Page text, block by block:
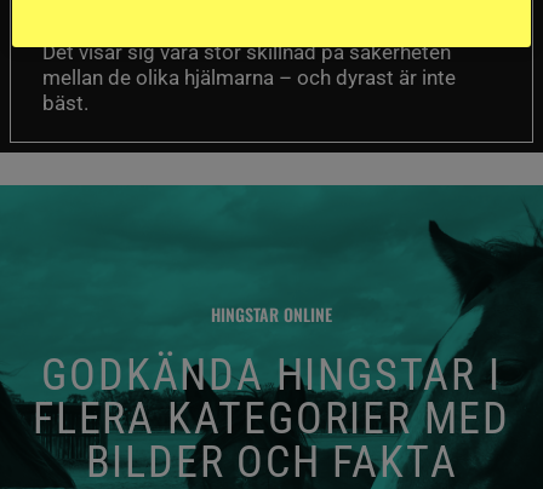
Det visar sig vara stor skillnad på säkerheten
mellan de olika hjälmarna – och dyrast är inte
bäst.
HINGSTAR ONLINE
GODKÄNDA HINGSTAR I
FLERA KATEGORIER MED
BILDER OCH FAKTA